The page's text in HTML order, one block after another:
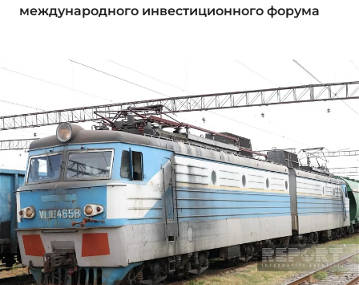
международного инвестиционного форума